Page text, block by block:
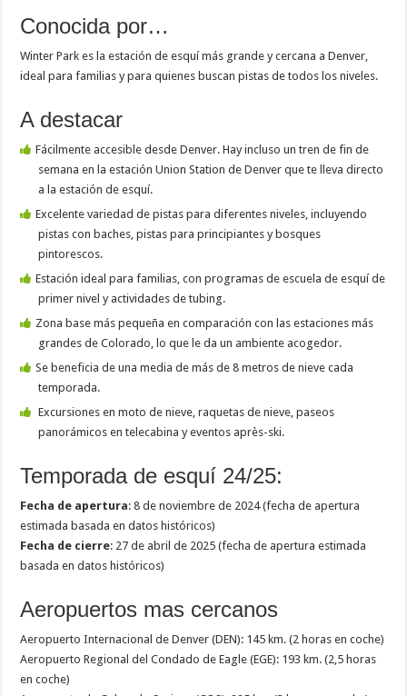
Conocida por…
Winter Park es la estación de esquí más grande y cercana a Denver,
ideal para familias y para quienes buscan pistas de todos los niveles.
A destacar
Fácilmente accesible desde Denver. Hay incluso un tren de fin de
semana en la estación Union Station de Denver que te lleva directo
a la estación de esquí.
Excelente variedad de pistas para diferentes niveles, incluyendo
pistas con baches, pistas para principiantes y bosques
pintorescos.
Estación ideal para familias, con programas de escuela de esquí de
primer nivel y actividades de tubing.
Zona base más pequeña en comparación con las estaciones más
grandes de Colorado, lo que le da un ambiente acogedor.
Se beneficia de una media de más de 8 metros de nieve cada
temporada.
Excursiones en moto de nieve, raquetas de nieve, paseos
panorámicos en telecabina y eventos après-ski.
Temporada de esquí 24/25:
Fecha de apertura: 8 de noviembre de 2024 (fecha de apertura
estimada basada en datos históricos)
Fecha de cierre: 27 de abril de 2025 (fecha de apertura estimada
basada en datos históricos)
Aeropuertos mas cercanos
Aeropuerto Internacional de Denver (DEN): 145 km. (2 horas en coche)
Aeropuerto Regional del Condado de Eagle (EGE): 193 km. (2,5 horas
en coche)